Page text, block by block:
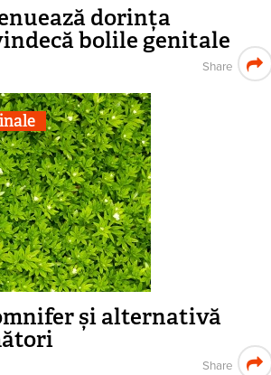
dorința
bolile genitale
Share
și alternativă
Share